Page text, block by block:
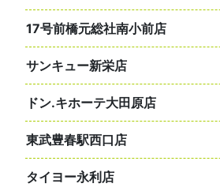
17号前橋元総社南小前店
サンキュー新栄店
ドン.キホーテ大田原店
東武豊春駅西口店
タイヨー永利店